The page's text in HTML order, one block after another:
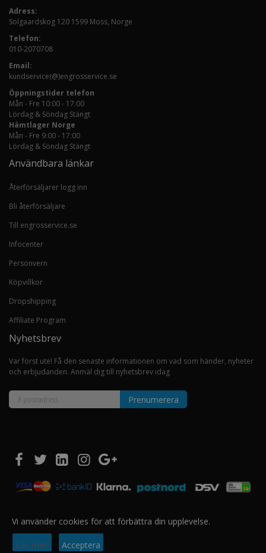
Vi använder cookies för att förbättra din upplevelse.
Läs mer! Acceptera
Adress:
Solgaardskog 120 1599 Moss, Norge
Telefon:
010-2070708
Email:
kundservice(@)engrosservice.se
Öppningstider telefon
Mån - Fre 10:00 - 17:00
Lördag & Söndag Stängt
Hämtlager Norge
Mån - Fre 9:00 - 17:00
Lördag & Söndag Stängt
Användbara länkar
Återförsäljarer logg inn
Bli återförsäljare
Till engrosservice.se
Infocenter
Personvern
Köpvillkor
Dropshipping
Affiliate Program
Nyhetsbrev
Var först ute! Få den senaste informationen om vad som händer, nyheter
och erbjudanden. Anmäl dig till nyhetsbrev idag
Our
Prenumerera
Copyright © 2020 EUROSHOPPER GROUP AS. All Rights Reserved.